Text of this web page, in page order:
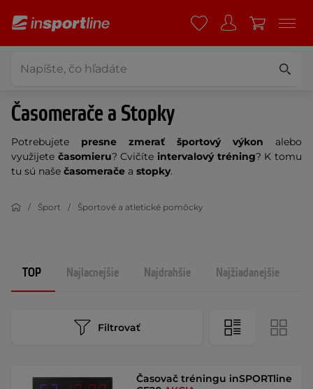
Časomerače a Stopky
Potrebujete presne zmerať športový výkon alebo
využijete časomieru? Cvičíte intervalový tréning? K tomu
tu sú naše časomerače a stopky.
Šport Športové a atletické pomôcky
TOP Najlacnejšie Najdrahšie Najžiadanejšie
Filtrovať
Časovač tréningu inSPORTline